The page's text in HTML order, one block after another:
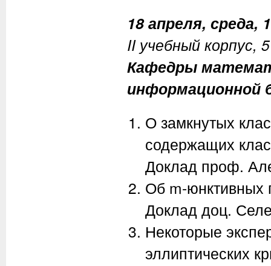
18 апреля, среда,
II учебный корпус,
Кафедры
информационной
О замкнутых
содержащих
Доклад проф.
Об m-юнктивных
Доклад доц.
Некоторые
эллиптических